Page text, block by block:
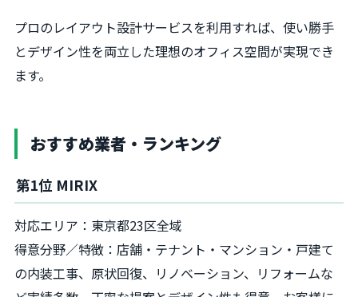
プロのレイアウト設計サービスを利用すれば、使い勝手
とデザイン性を両立した理想のオフィス空間が実現でき
ます。
おすすめ業者・ランキング
第1位 MIRIX
対応エリア：東京都23区全域
得意分野／特徴：店舗・テナント・マンション・戸建て
の内装工事、原状回復、リノベーション、リフォームな